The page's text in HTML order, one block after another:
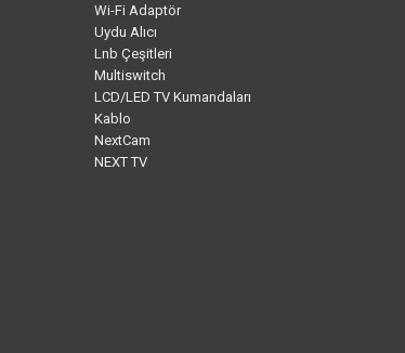
Wi-Fi Adaptör
Uydu Alıcı
Lnb Çeşitleri
Multiswitch
LCD/LED TV Kumandaları
Kablo
NextCam
NEXT TV